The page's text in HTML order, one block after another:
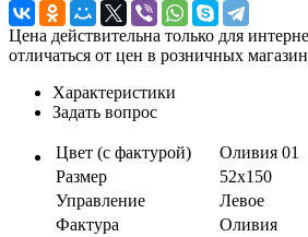
Цена действительна только для
отличаться от цен в розничных
Характеристики
Задать вопрос
Цвет (с фактурой)
Оливия 01
Размер
52х150
Управление
Левое
Фактура
Оливия